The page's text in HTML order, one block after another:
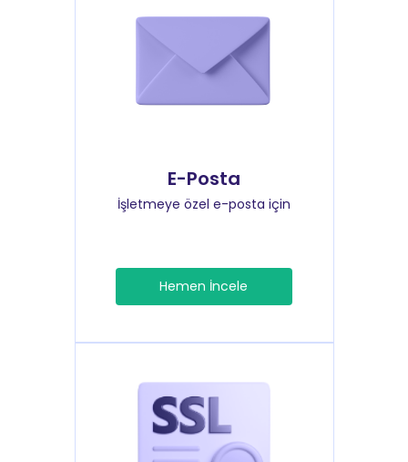
E-Posta
İşletmeye özel e-posta için
Hemen İncele